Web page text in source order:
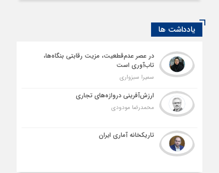
یادداشت ها
در عصر عدم‌قطعیت، مزیت رقابتی بنگاه‌ها،
تاب‌آوری است
سمیرا سبزواری
ارزش‌آفرینی دروازه‌های تجاری
محمدرضا مودودی
تاریکخانه آماری ایران